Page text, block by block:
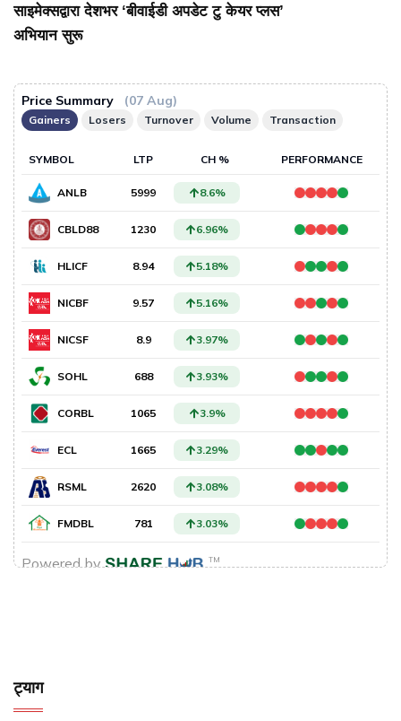
साइमेक्सद्वारा देशभर ‘बीवाईडी अपडेट टु केयर प्लस’
अभियान सुरू
ट्याग